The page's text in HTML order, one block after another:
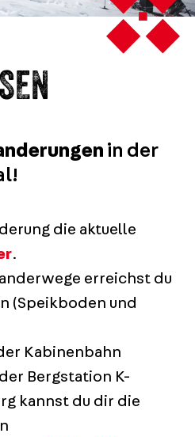
in der
die aktuelle
.
erreichst du
(Speikboden und
Kabinenbahn
Bergstation K-
kannst du dir die